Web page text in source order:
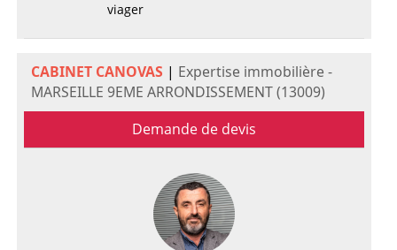
viager
CABINET CANOVAS | Expertise immobilière -
MARSEILLE 9EME ARRONDISSEMENT (13009)
Demande de devis